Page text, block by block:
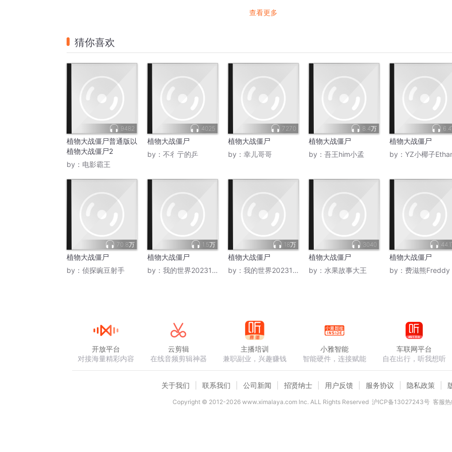
查看更多
猜你喜欢
9482
植物大战僵尸普通版以
植物大战僵尸2
by： 电影霸王
4025
植物大战僵尸
by： 不彳亍的乒
7270
植物大战僵尸
by： 幸儿哥哥
8.4万
植物大战僵尸
by： 吾王him小孟
植物大战僵尸
by： YZ小椰子
70.8万
植物大战僵尸
by： 侦探豌豆射手
1.5万
植物大战僵尸
by： 我的世界20231020
18万
植物大战僵尸
by： 我的世界20231020
3040
植物大战僵尸
by： 水果故事大王
植物大战僵尸
by： 费滋熊Freddy
开放平台
对接海量精彩内容
云剪辑
在线音频剪辑神器
主播培训
兼职副业，兴趣赚钱
小雅智能
智能硬件，连接赋能
车联网平台
自在出行，听我想听
关于我们 联系我们 公司新闻 招贤纳士 用户反馈 服务协议 隐私政策
Copyright © 2012-2026www.ximalaya.com lnc. ALL Rights Reserved 沪ICP备13027243号 客服